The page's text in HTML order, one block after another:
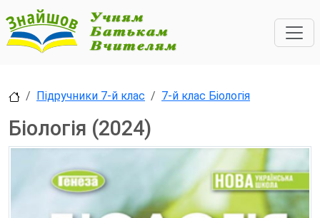
Підручники 7-й клас 7-й клас Біологія
Біологія (2024)